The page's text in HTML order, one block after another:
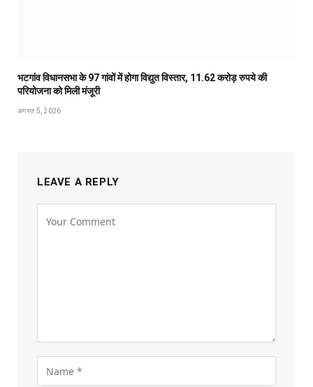
भटगांव विधानसभा के 97 गांवों में होगा विद्युत विस्तार, 11.62 करोड़ रुपये की
परियोजना को मिली मंजूरी
अगस्त 5, 2026
LEAVE A REPLY